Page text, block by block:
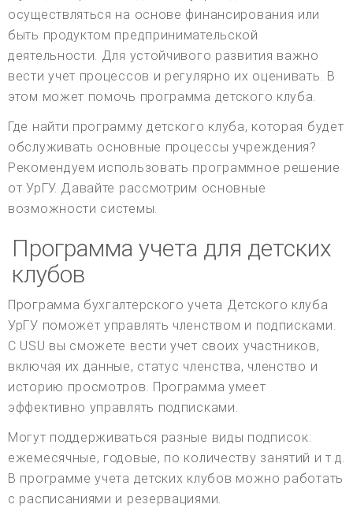
осуществляться на основе финансирования или
быть продуктом предпринимательской
деятельности. Для устойчивого развития важно
вести учет процессов и регулярно их оценивать. В
этом может помочь программа детского клуба.
Где найти программу детского клуба, которая будет
обслуживать основные процессы учреждения?
Рекомендуем использовать программное решение
от УрГУ. Давайте рассмотрим основные
возможности системы.
Программа учета для детских
клубов
Программа бухгалтерского учета Детского клуба
УрГУ поможет управлять членством и подписками.
С USU вы сможете вести учет своих участников,
включая их данные, статус членства, членство и
историю просмотров. Программа умеет
эффективно управлять подписками.
Могут поддерживаться разные виды подписок:
ежемесячные, годовые, по количеству занятий и т.д.
В программе учета детских клубов можно работать
с расписаниями и резервациями.